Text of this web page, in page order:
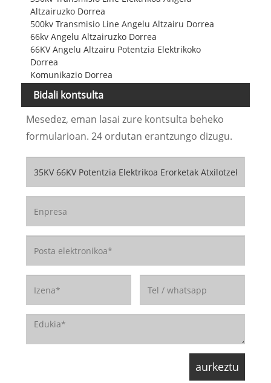
Altzairuzko Dorrea
500kv Transmisio Line Angelu Altzairu Dorrea
66kv Angelu Altzairuzko Dorrea
66KV Angelu Altzairu Potentzia Elektrikoko
Dorrea
Komunikazio Dorrea
Bidali kontsulta
Mesedez, eman lasai zure kontsulta beheko
formularioan. 24 ordutan erantzungo dizugu.